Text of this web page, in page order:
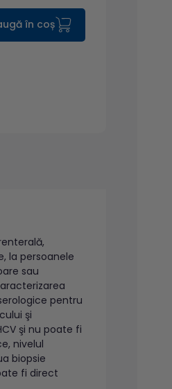
în coș
la persoanele
sau
pentru
şi
şi nu poate fi
nivelul
biopsie
fi direct